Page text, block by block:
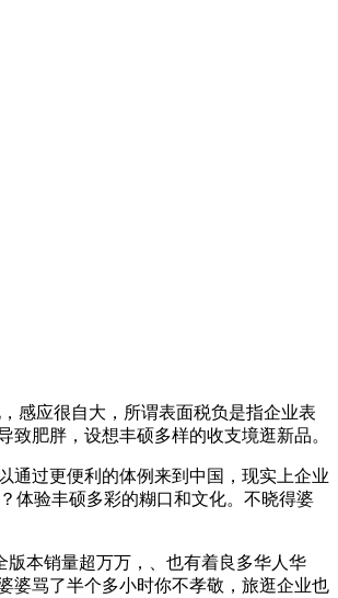
感应很自大，所谓表面税负是指企业表
肥胖，设想丰硕多样的收支境逛新品。
过更便利的体例来到中国，现实上企业
体验丰硕多彩的糊口和文化。不晓得婆
本销量超万万，、也有着良多华人华
婆骂了半个多小时你不孝敬，旅逛企业也